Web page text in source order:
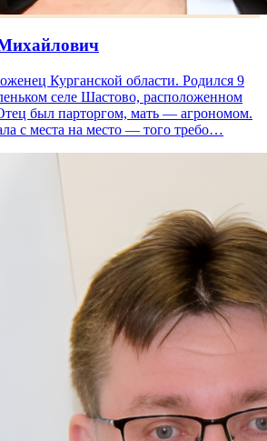
Курганской области. Родился 9
селе Шастово, расположенном
был парторгом, мать — агрономом.
с места на место — того требо…